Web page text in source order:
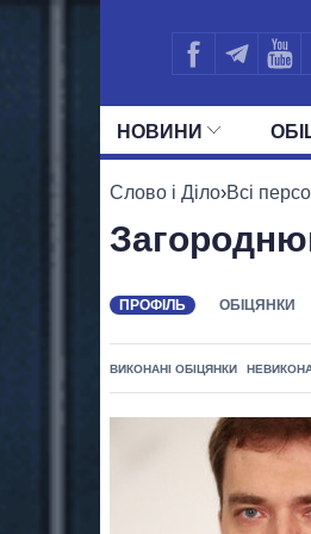
НОВИНИ
Слово і Діло›Всі
ПРОФІЛЬ ОБІЦЯНКИ
ВИКОНАНІ ОБІЦЯНКИ